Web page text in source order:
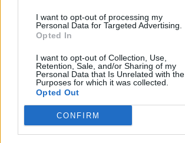
I want to opt-out of processing my
Personal Data for Targeted Advertising.
Opted In
I want to opt-out of Collection, Use,
Retention, Sale, and/or Sharing of my
Personal Data that Is Unrelated with the
Purposes for which it was collected.
Opted Out
CONFIRM